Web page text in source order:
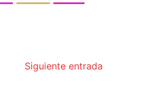
Siguiente entrada